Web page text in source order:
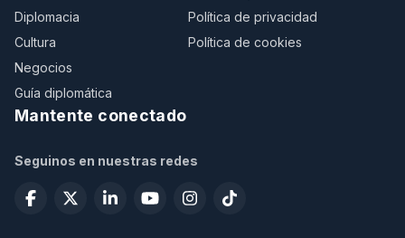
Diplomacia
Cultura
Negocios
Guía diplomática
Política de privacidad
Política de cookies
Mantente conectado
Seguinos en nuestras redes